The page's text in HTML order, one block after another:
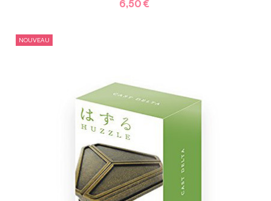
6,50 €
NOUVEAU